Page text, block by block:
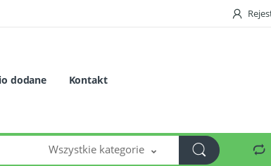
dodane Kontakt
Wszystkie kategorie